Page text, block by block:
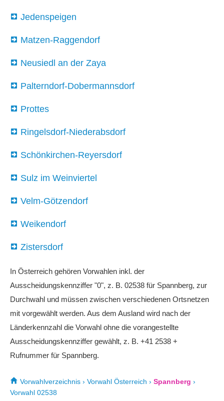
Jedenspeigen
Matzen-Raggendorf
Neusiedl an der Zaya
Palterndorf-Dobermannsdorf
Prottes
Ringelsdorf-Niederabsdorf
Schönkirchen-Reyersdorf
Sulz im Weinviertel
Velm-Götzendorf
Weikendorf
Zistersdorf
In Österreich gehören Vorwahlen inkl. der
Ausscheidungskennziffer "0", z. B. 02538 für Spannberg, zur
Durchwahl und müssen zwischen verschiedenen Ortsnetzen
mit vorgewählt werden. Aus dem Ausland wird nach der
Länderkennzahl die Vorwahl ohne die vorangestellte
Ausscheidungskennziffer gewählt, z. B. +41 2538 +
Rufnummer für Spannberg.
Vorwahlverzeichnis › Vorwahl Österreich › Spannberg ›
Vorwahl 02538